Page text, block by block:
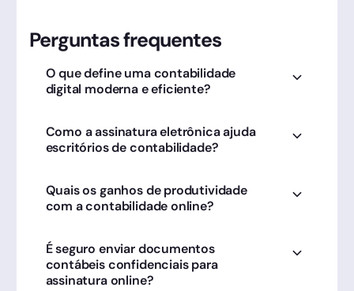
Perguntas frequentes
O que define uma contabilidade
digital moderna e eficiente?
processos e atendimento. A Clicksign é a
parceira do contador para eliminar malotes e
Como a assinatura eletrônica ajuda
escritórios de contabilidade?
contratos sociais e procurações, permitindo
que o contador atenda clientes de qualquer
Quais os ganhos de produtividade
com a contabilidade online?
eliminação de erros manuais, processos
potencializados pela agilidade das assinaturas
digitais na Clicksign.
É seguro enviar documentos
contábeis confidenciais para
assinatura online?